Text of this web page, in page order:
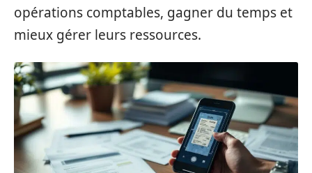
opérations comptables, gagner du temps et
mieux gérer leurs ressources.